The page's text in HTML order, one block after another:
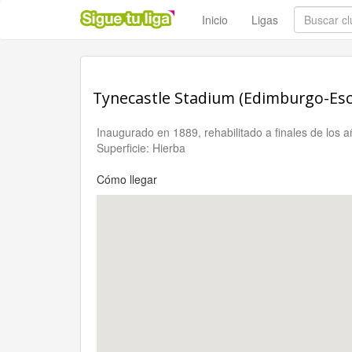
Inicio Ligas
Tynecastle Stadium (Edimburgo-
Inaugurado en 1889, rehabilitado a finales de los
Superficie: Hierba
Cómo llegar